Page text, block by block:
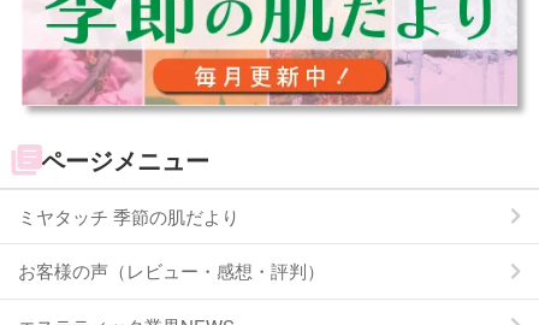
ページメニュー
ミヤタッチ 季節の肌だより
お客様の声（レビュー・感想・評判）